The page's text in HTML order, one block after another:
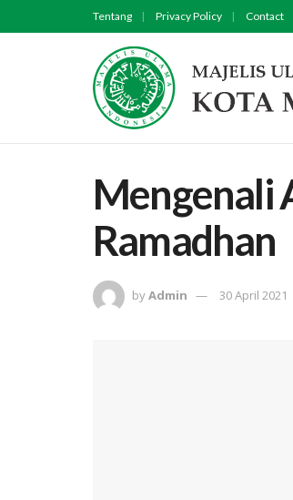
Tentang Privacy Policy Contact
Mengenali
Ramadhan
byAdmin 30 April 2021